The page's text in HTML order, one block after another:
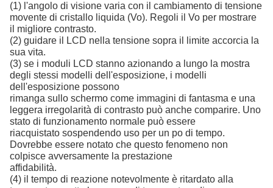
(1) l'angolo di visione varia con il cambiamento di tensione
movente di cristallo liquida (Vo). Regoli il Vo per mostrare
il migliore contrasto.
(2) guidare il LCD nella tensione sopra il limite accorcia la
sua vita.
(3) se i moduli LCD stanno azionando a lungo la mostra
degli stessi modelli dell'esposizione, i modelli
dell'esposizione possono
rimanga sullo schermo come immagini di fantasma e una
leggera irregolarità di contrasto può anche comparire. Uno
stato di funzionamento normale può essere
riacquistato sospendendo uso per un po di tempo.
Dovrebbe essere notato che questo fenomeno non
colpisce avversamente la prestazione
affidabilità.
(4) il tempo di reazione notevolmente è ritardato alla